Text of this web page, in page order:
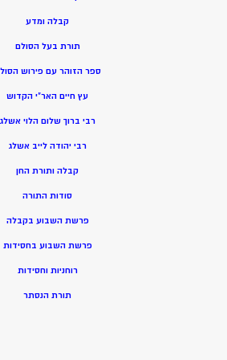
קבלה ומדע
תורת בעל הסולם
ספר הזוהר עם פירוש
עץ חיים האר”י הקדוש
רבי ברוך שלום הלוי אשלג
רבי יהודה לייב אשלג
קבלה ותורת החן
סודות התורה
פרשת השבוע בקבלה
פרשת השבוע בחסידות
רוחניות וחסידות
תורת הנסתר